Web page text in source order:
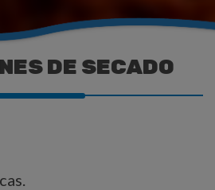
DE SECADO